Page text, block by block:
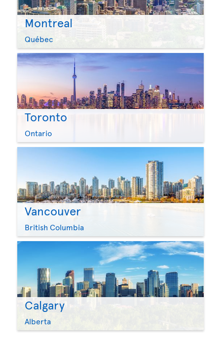
Montreal
Québec
Toronto
Ontario
Vancouver
British Columbia
Calgary
Alberta